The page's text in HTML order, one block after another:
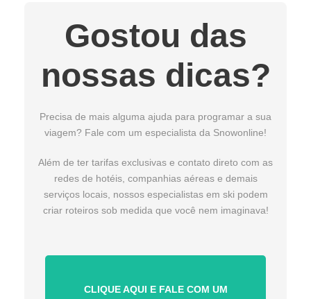
Gostou das
nossas dicas?
Precisa de mais alguma ajuda para programar a sua
viagem? Fale com um especialista da Snowonline!
Além de ter tarifas exclusivas e contato direto com as
redes de hotéis, companhias aéreas e demais
serviços locais, nossos especialistas em ski podem
criar roteiros sob medida que você nem imaginava!
CLIQUE AQUI E FALE COM UM